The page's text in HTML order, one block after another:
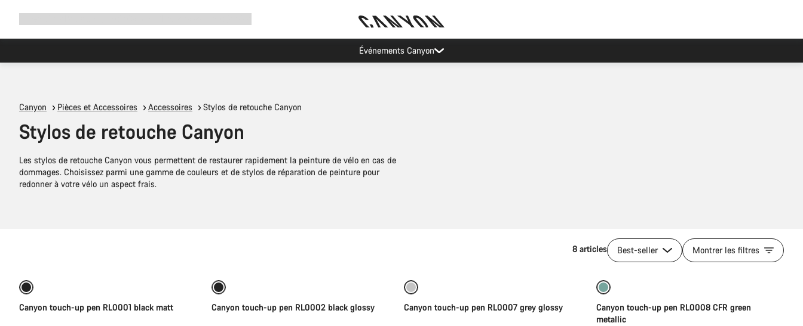
navigation
Recevez nos meilleures offres avec la newsletter Canyon
Canyon Pièces et Accessoires Accessoires Stylos de retouche Canyon
Stylos de retouche Canyon
Les stylos de retouche Canyon vous permettent de restaurer rapidement la peinture de vélo en cas de
dommages. Choisissez parmi une gamme de couleurs et de stylos de réparation de peinture pour
redonner à votre vélo un aspect frais.
8 articles Best-seller Montrer les filtres
Canyon touch-up pen RL0001 black matt Canyon touch-up pen RL0002 black glossy Canyon touch-up pen RL0007 grey glossy
Ajouter au panier
Canyon touch-up pen RL0008 CFR green
metallic